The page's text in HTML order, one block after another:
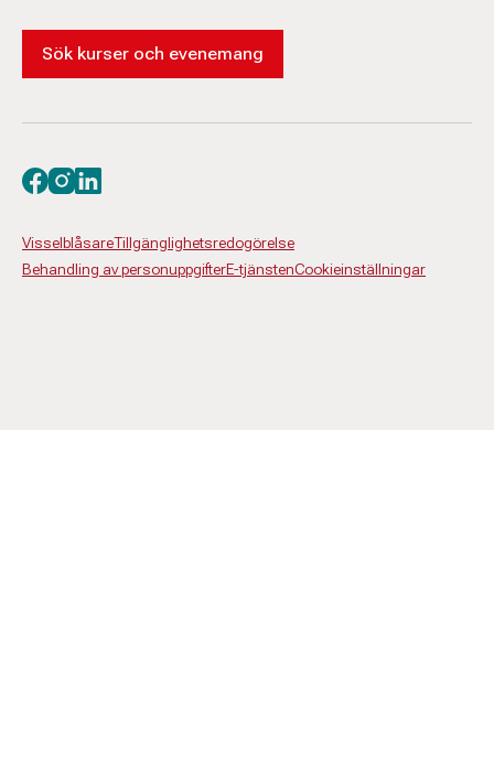
Sök kurser och evenemang
VisselblåsareTillgänglighetsredogörelse
Behandling av personuppgifterE-tjänstenCookieinställningar
Besök oss på facebook
Besök oss på instagram
Besök oss på linkedin